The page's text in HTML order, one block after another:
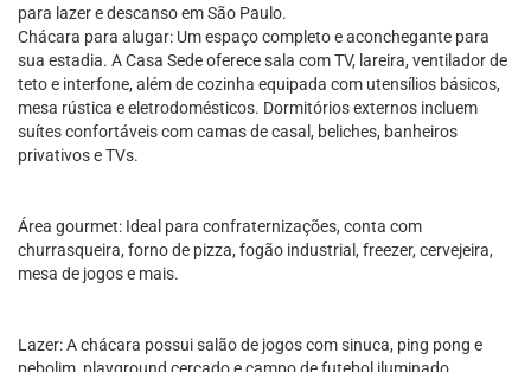
para lazer e descanso em São Paulo.
Chácara para alugar: Um espaço completo e aconchegante para
sua estadia. A Casa Sede oferece sala com TV, lareira, ventilador de
teto e interfone, além de cozinha equipada com utensílios básicos,
mesa rústica e eletrodomésticos. Dormitórios externos incluem
suítes confortáveis com camas de casal, beliches, banheiros
privativos e TVs.
Área gourmet: Ideal para confraternizações, conta com
churrasqueira, forno de pizza, fogão industrial, freezer, cervejeira,
mesa de jogos e mais.
Lazer: A chácara possui salão de jogos com sinuca, ping pong e